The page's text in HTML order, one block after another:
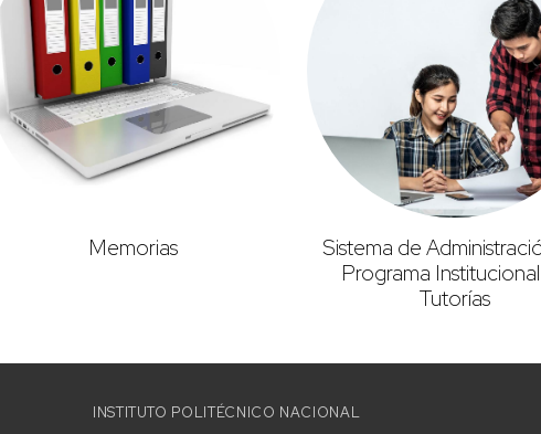
Memorias
Sistema de
Programa
Tutorías
INSTITUTO POLITÉCNICO NACIONAL